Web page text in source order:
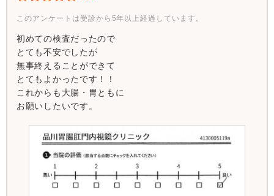
このアンケートは受診から5年以上経過しています。
初めての検査だったので
とても不安でしたが
無事終えることができて
とてもよかったです！！
これからも大腸・胃ともに
お願いしたいです。